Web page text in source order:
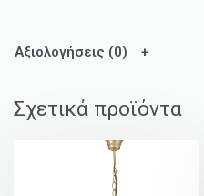
Αξιολογήσεις (0)
Σχετικά προϊόντα